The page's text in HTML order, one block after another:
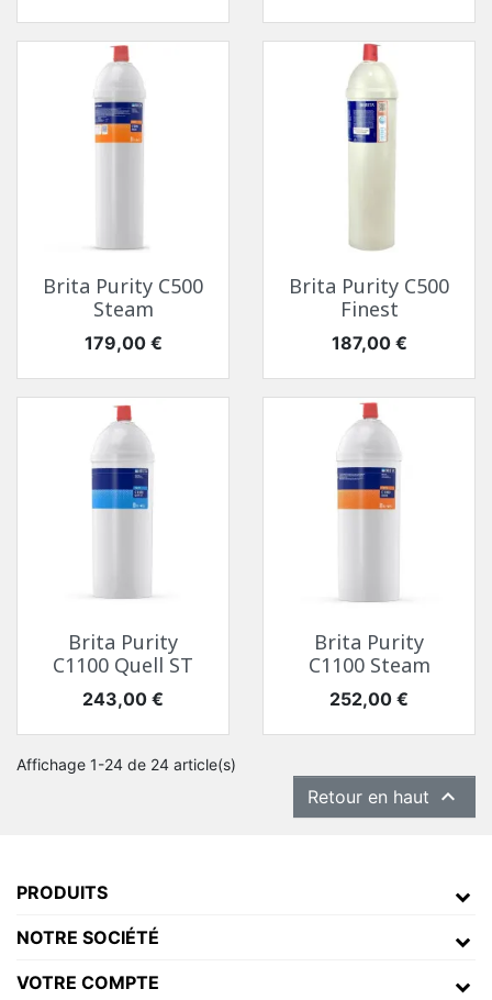
Brita Purity C500
Steam
Prix
179,00 €
Brita Purity C500
Finest
Prix
187,00 €
Brita Purity
C1100 Quell ST
Prix
243,00 €
Brita Purity
C1100 Steam
Prix
252,00 €
Affichage 1-24 de 24 article(s)
Retour en haut 
PRODUITS
NOTRE SOCIÉTÉ
VOTRE COMPTE